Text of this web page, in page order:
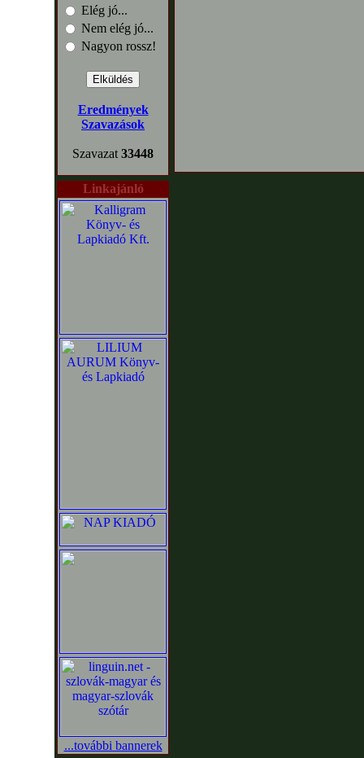
Elég jó...
Nem elég jó...
Nagyon rossz!
Eredmények
Szavazások
Szavazat 33448
Linkajánló
...további bannerek